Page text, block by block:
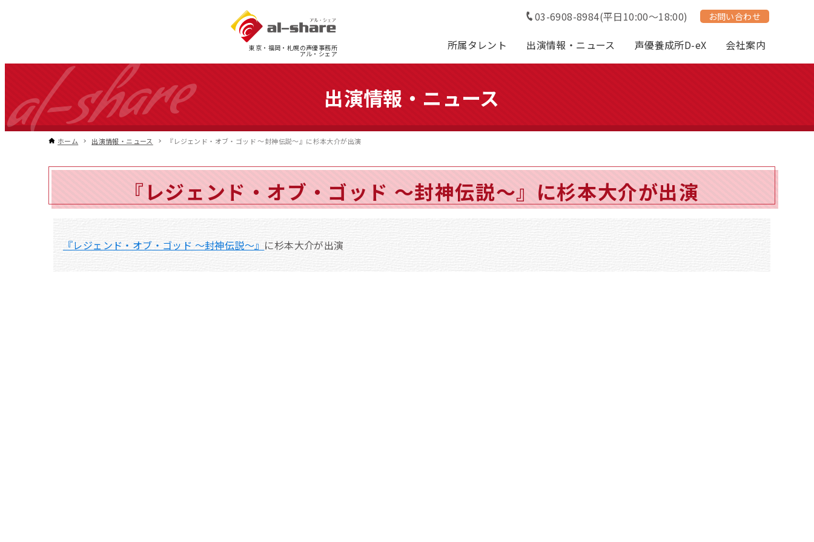
東京・福岡・札幌の声優事務所
アル・シェア
所属タレント 出演情報・ニュース 声優養成所D-eX 会社案内
03-6908-8984(平日10:00～18:00) お問い合わせ
出演情報・ニュース
ホーム 出演情報・ニュース 『レジェンド・オブ・ゴッド ～封神伝説～』に杉本大介が出演
『レジェンド・オブ・ゴッド ～封神伝説～』に杉本大介が出演
『レジェンド・オブ・ゴッド ～封神伝説～』 に杉本大介が出演